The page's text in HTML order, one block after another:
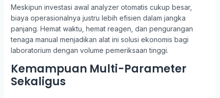
Meskipun investasi awal analyzer otomatis cukup besar,
biaya operasionalnya justru lebih efisien dalam jangka
panjang. Hemat waktu, hemat reagen, dan pengurangan
tenaga manual menjadikan alat ini solusi ekonomis bagi
laboratorium dengan volume pemeriksaan tinggi.
Kemampuan Multi-Parameter
Sekaligus